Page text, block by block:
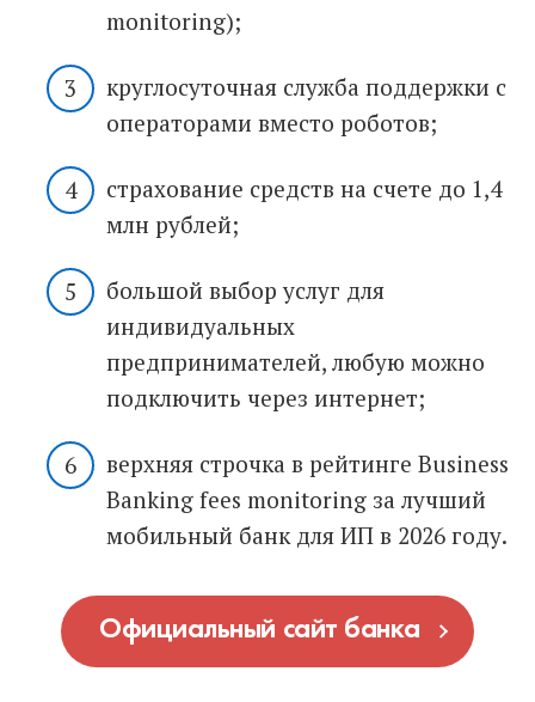
monitoring);
круглосуточная служба поддержки с
операторами вместо роботов;
страхование средств на счете до 1,4
млн рублей;
большой выбор услуг для
индивидуальных
предпринимателей, любую можно
подключить через интернет;
верхняя строчка в рейтинге Business
Banking fees monitoring за лучший
мобильный банк для ИП в 2026 году.
Официальный сайт банка